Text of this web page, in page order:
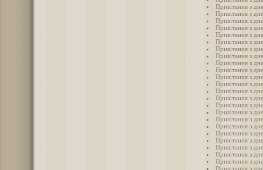
Привітання з
Привітання з
Привітання з
Привітання з
Привітання з
Привітання з
Привітання з
Привітання з
Привітання з
Привітання з
Привітання з
Привітання з
Привітання з
Привітання з
Привітання з
Привітання з
Привітання з
Привітання з
Привітання з
Привітання з
Привітання з
Привітання з
Привітання з
Привітання з